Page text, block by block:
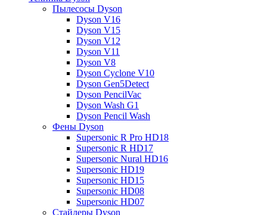
Пылесосы Dyson
Dyson V16
Dyson V15
Dyson V12
Dyson V11
Dyson V8
Dyson Cyclone V10
Dyson Gen5Detect
Dyson PencilVac
Dyson Wash G1
Dyson Pencil Wash
Фены Dyson
Supersonic R Pro HD18
Supersonic R HD17
Supersonic Nural HD16
Supersonic HD19
Supersonic HD15
Supersonic HD08
Supersonic HD07
Стайлеры Dyson